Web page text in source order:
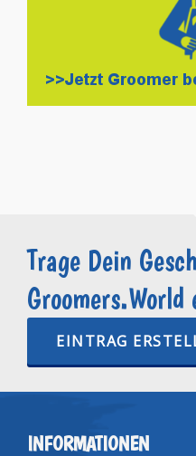
Trage Dein
Groomers.World
EINTRAG
INFORMATIONEN